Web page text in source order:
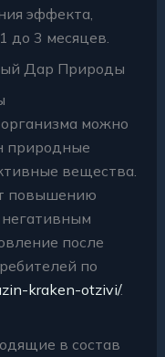
эффекта,
до 3 месяцев.
Дар Природы
можно
природные
вещества.
повышению
после
по
kraken-otzivi/.
в состав